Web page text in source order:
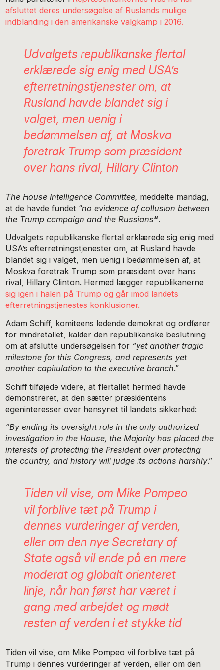
afsluttet deres undersøgelse af Ruslands mulige
indblanding i den amerikanske valgkamp i 2016.
Udvalgets republikanske flertal
erklærede sig enig med USA’s
efterretningstjenester om, at
Rusland havde blandet sig i
valget, men uenig i
bedømmelsen af, at Moskva
foretrak Trump som præsident
over hans rival, Hillary Clinton
The House Intelligence Committee, meddelte mandag,
at de havde fundet “no evidence of collusion between
the Trump campaign and the Russians“.
Udvalgets republikanske flertal erklærede sig enig med
USA’s efterretningstjenester om, at Rusland havde
blandet sig i valget, men uenig i bedømmelsen af, at
Moskva foretrak Trump som præsident over hans
rival, Hillary Clinton. Hermed lægger republikanerne
sig igen i halen på Trump og går imod landets
efterretningstjenestes konklusioner.
Adam Schiff, komiteens ledende demokrat og ordfører
for mindretallet, kalder den republikanske beslutning
om at afslutte undersøgelsen for “yet another tragic
milestone for this Congress, and represents yet
another capitulation to the executive branch.”
Schiff tilføjede videre, at flertallet hermed havde
demonstreret, at den sætter præsidentens
egeninteresser over hensynet til landets sikkerhed:
“By ending its oversight role in the only authorized
investigation in the House, the Majority has placed the
interests of protecting the President over protecting
the country, and history will judge its actions harshly.”
Tiden vil vise, om Mike Pompeo
vil forblive tæt på Trump i
dennes vurderinger af verden,
eller om den nye Secretary of
State også vil ende på en mere
moderat og globalt orienteret
linje, når han først har været i
gang med arbejdet og mødt
resten af verden i et stykke tid
Tiden vil vise, om Mike Pompeo vil forblive tæt på
Trump i dennes vurderinger af verden, eller om den